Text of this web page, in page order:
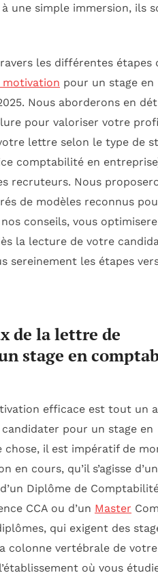
une simple immersion, ils
les différentes étapes
pour un stage en
Nous aborderons en
pour valoriser votre
lettre selon le type de
comptabilité en
recruteurs. Nous
de modèles reconnus
conseils, vous
la lecture de votre
sereinement les étapes
de la lettre de
stage en
efficace est tout un
pour un stage en
il est impératif de
cours, qu’il s’agisse
Diplôme de
CCA ou d’un Master
qui exigent des
colonne vertébrale de votre
où vous